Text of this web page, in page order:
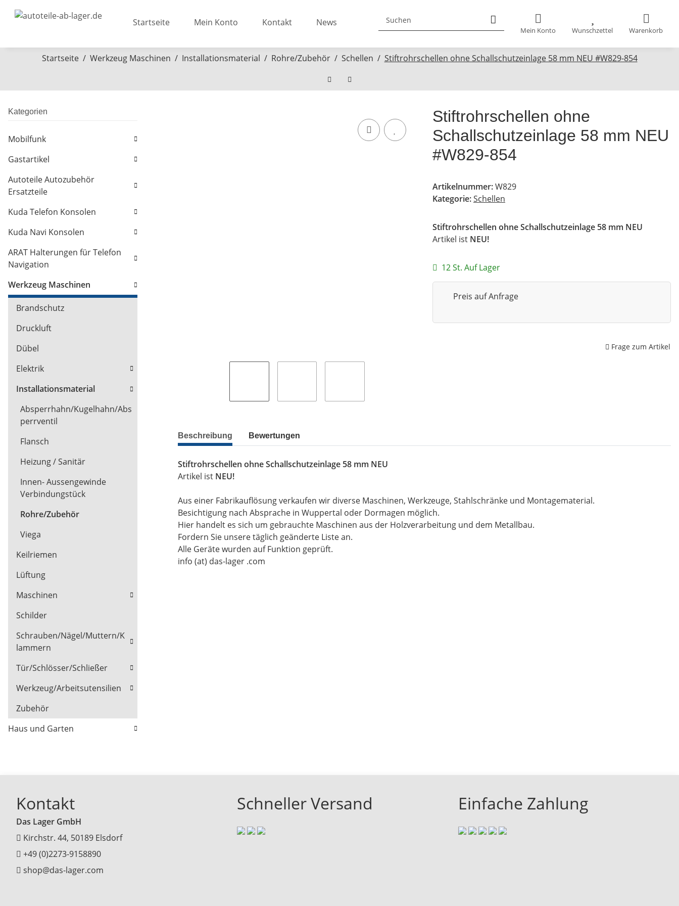
Mein Konto Wunschzettel Warenkorb
Startseite Mein Konto Kontakt News
Startseite Werkzeug Maschinen Installationsmaterial Rohre/Zubehör Schellen Stiftrohrschellen ohne Schallschutzeinlage 58 mm NEU #W829-854
Stiftrohrschellen ohne
Schallschutzeinlage 58 mm NEU
#W829-854
Artikelnummer:W829
Kategorie:Schellen
Stiftrohrschellen ohne Schallschutzeinlage 58 mm NEU
Artikel ist NEU!
12 St. Auf Lager
Preis auf Anfrage
Frage zum Artikel
Beschreibung Bewertungen
Stiftrohrschellen ohne Schallschutzeinlage 58 mm NEU
Artikel ist NEU!
Aus einer Fabrikauflösung verkaufen wir diverse Maschinen, Werkzeuge, Stahlschränke und Montagematerial.
Besichtigung nach Absprache in Wuppertal oder Dormagen möglich.
Hier handelt es sich um gebrauchte Maschinen aus der Holzverarbeitung und dem Metallbau.
Fordern Sie unsere täglich geänderte Liste an.
Alle Geräte wurden auf Funktion geprüft.
info (at) das-lager .com
Kategorien
Mobilfunk
Gastartikel
Autoteile Autozubehör
Ersatzteile
Kuda Telefon Konsolen
Kuda Navi Konsolen
ARAT Halterungen für Telefon
Navigation
Werkzeug Maschinen
Brandschutz
Druckluft
Dübel
Elektrik
Installationsmaterial
Absperrhahn/Kugelhahn/Abs
perrventil
Flansch
Heizung / Sanitär
Innen- Aussengewinde
Verbindungstück
Rohre/Zubehör
Viega
Keilriemen
Lüftung
Maschinen
Schilder
Schrauben/Nägel/Muttern/K
lammern
Tür/Schlösser/Schließer
Werkzeug/Arbeitsutensilien
Zubehör
Haus und Garten
Kontakt
Das Lager GmbH
Kirchstr. 44, 50189 Elsdorf
+49 (0)2273-9158890
shop@das-lager.com
Schneller Versand Einfache Zahlung